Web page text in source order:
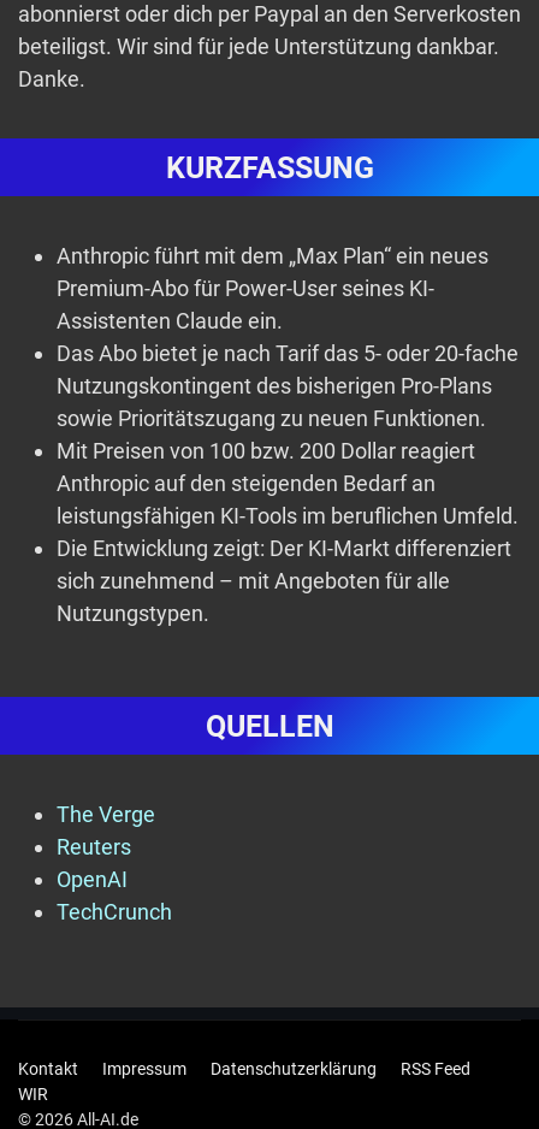
abonnierst oder dich per Paypal an den Serverkosten
beteiligst. Wir sind für jede Unterstützung dankbar.
Danke.
KURZFASSUNG
Anthropic führt mit dem „Max Plan“ ein neues
Premium-Abo für Power-User seines KI-
Assistenten Claude ein.
Das Abo bietet je nach Tarif das 5- oder 20-fache
Nutzungskontingent des bisherigen Pro-Plans
sowie Prioritätszugang zu neuen Funktionen.
Mit Preisen von 100 bzw. 200 Dollar reagiert
Anthropic auf den steigenden Bedarf an
leistungsfähigen KI-Tools im beruflichen Umfeld.
Die Entwicklung zeigt: Der KI-Markt differenziert
sich zunehmend – mit Angeboten für alle
Nutzungstypen.
QUELLEN
The Verge
Reuters
OpenAI
TechCrunch
Kontakt Impressum Datenschutzerklärung
RSS Feed
WIR
© 2026 All-AI.de